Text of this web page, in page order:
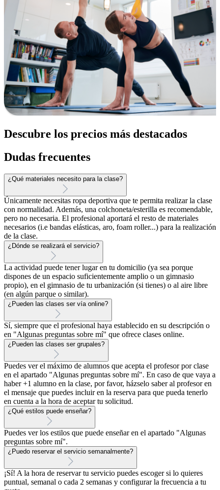
Descubre los precios más destacados
Dudas frecuentes
¿Qué materiales necesito para la clase?
Únicamente necesitas ropa deportiva que te permita realizar la clase
con normalidad. Además, una colchoneta/esterilla es recomendable,
pero no necesaria. El profesional aportará el resto de materiales
necesarios (i.e bandas elásticas, aro, foam roller...) para la realización
de la clase.
¿Dónde se realizará el servicio?
La actividad puede tener lugar en tu domicilio (ya sea porque
dispones de un espacio suficientemente amplio o un gimnasio
propio), en el gimnasio de tu urbanización (si tienes) o al aire libre
(en algún parque o similar).
¿Pueden las clases ser vía online?
Sí, siempre que el profesional haya establecido en su descripción o
en "Algunas preguntas sobre mí" que ofrece clases online.
¿Pueden las clases ser grupales?
Puedes ver el máximo de alumnos que acepta el profesor por clase
en el apartado "Algunas preguntas sobre mí". En caso de que vaya a
haber +1 alumno en la clase, por favor, házselo saber al profesor en
el mensaje que puedes incluir en la reserva para que pueda tenerlo
en cuenta a la hora de aceptar tu solicitud.
¿Qué estilos puede enseñar?
Puedes ver los estilos que puede enseñar en el apartado "Algunas
preguntas sobre mí".
¿Puedo reservar el servicio semanalmente?
¡Sí! A la hora de reservar tu servicio puedes escoger si lo quieres
puntual, semanal o cada 2 semanas y configurar la frecuencia a tu